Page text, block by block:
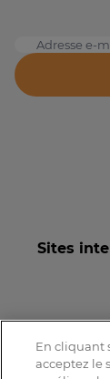
Adresse e-
Sites
Conditions et
Tous
En cliquant
acceptez le